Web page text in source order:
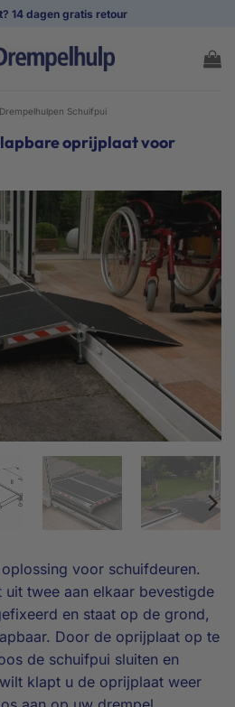
14 dagen gratis retour
Drempelhulpen Schuifpui
oprijplaat voor
voor schuifdeuren.
twee aan elkaar bevestigde
en staat op de grond,
Door de oprijplaat op te
de schuifpui sluiten en
klapt u de oprijplaat weer